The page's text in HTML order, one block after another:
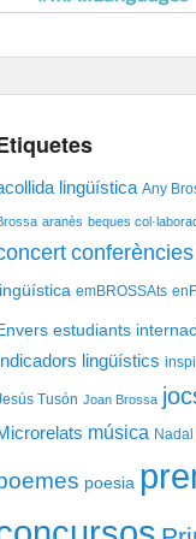
lingüística Any
aranès beques
conferències
emBROSSAts
estudiants
lingüístics
Tusón Joan Brossa
música Nadal
poesia